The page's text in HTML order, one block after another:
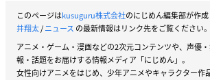
このページはkusuguru株式会社のにじめん編集部が作成
井翔太/ニュース の最新情報はリンク先をご覧ください。
アニメ・ゲーム・漫画などの2次元コンテンツや、声優
報・話題をお届けする情報メディア「にじめん」。
女性向けアニメをはじめ、少年アニメやキャラクター作